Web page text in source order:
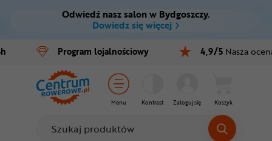
Ctrl M
Menu główne
Informacje o produkcie
Do koszyka
Odwiedź nasz salon w Bydgoszczy.
Dowiedz się więcej
Program lojalnościowy 4,9/5 Nasza
Menu Kontrast Zaloguj się Koszyk
Rowery
E-bike
Części
Akcesoria